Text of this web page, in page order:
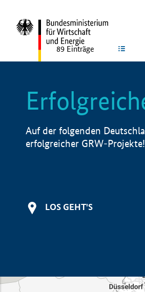
89 Einträge
Auf der folgenden
erfolgreicher GRW-Projekte!
LOS GEHT'S